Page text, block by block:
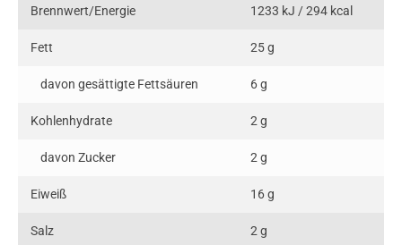
Brennwert/Energie 1233 kJ / 294 kcal
Fett 25 g
davon gesättigte Fettsäuren 6 g
Kohlenhydrate 2 g
davon Zucker 2 g
Eiweiß 16 g
Salz 2 g